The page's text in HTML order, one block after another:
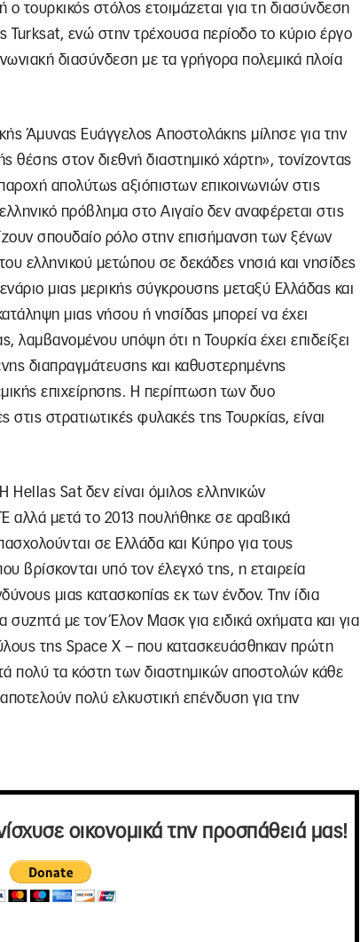
ο τουρκικός στόλος ετοιμάζεται για τη διασύνδεση
Turksat, ενώ στην τρέχουσα περίοδο το κύριο έργο
διασύνδεση με τα γρήγορα πολεμικά πλοία
Άμυνας Ευάγγελος Αποστολάκης μίλησε για την
θέσης στον διεθνή διαστημικό χάρτη», τονίζοντας
απολύτως αξιόπιστων επικοινωνιών στις
πρόβλημα στο Αιγαίο δεν αναφέρεται στις
σπουδαίο ρόλο στην επισήμανση των ξένων
ελληνικού μετώπου σε δεκάδες νησιά και νησίδες
μιας μερικής σύγκρουσης μεταξύ Ελλάδας και
μιας νήσου ή νησίδας μπορεί να έχει
υπόψη ότι η Τουρκία έχει επιδείξει
διαπραγμάτευσης και καθυστερημένης
επιχείρησης. Η περίπτωση των δυο
στρατιωτικές φυλακές της Τουρκίας, είναι
Sat δεν είναι όμιλος ελληνικών
μετά το 2013 πουλήθηκε σε αραβικά
σε Ελλάδα και Κύπρο για τους
βρίσκονται υπό τον έλεγχό της, η εταιρεία
μιας κατασκοπίας εκ των ένδον. Την ίδια
με τον Έλον Μασκ για ειδικά οχήματα και για
της Space Χ – που κατασκευάσθηκαν πρώτη
πολύ τα κόστη των διαστημικών αποστολών κάθε
πολύ ελκυστική επένδυση για την
οικονομικά την προσπάθειά μας!